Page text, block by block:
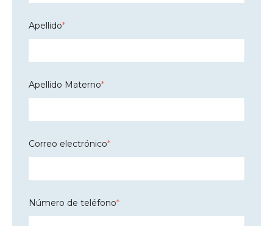
Apellido*
Apellido Materno*
Correo electrónico*
Número de teléfono*